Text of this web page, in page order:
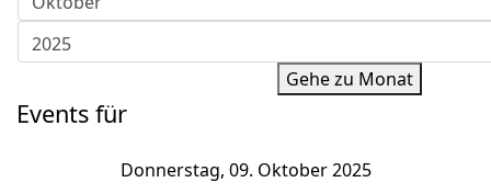
Gehe zu Monat
Events für
Donnerstag, 09. Oktober 2025